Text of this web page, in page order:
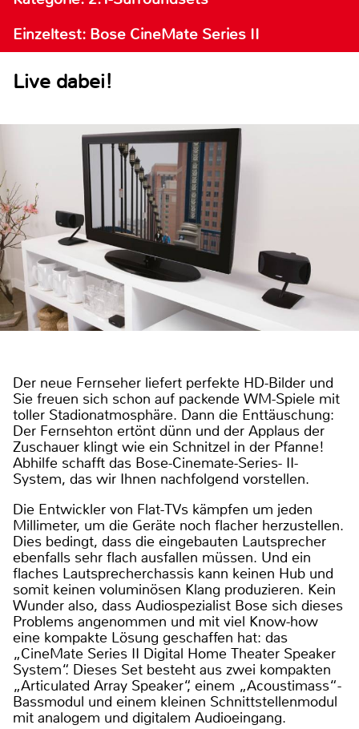
Einzeltest: Bose CineMate Series II
Live dabei!
Der neue Fernseher liefert perfekte HD-Bilder und
Sie freuen sich schon auf packende WM-Spiele mit
toller Stadionatmosphäre. Dann die Enttäuschung:
Der Fernsehton ertönt dünn und der Applaus der
Zuschauer klingt wie ein Schnitzel in der Pfanne!
Abhilfe schafft das Bose-Cinemate-Series- II-
System, das wir Ihnen nachfolgend vorstellen.
Die Entwickler von Flat-TVs kämpfen um jeden
Millimeter, um die Geräte noch flacher herzustellen.
Dies bedingt, dass die eingebauten Lautsprecher
ebenfalls sehr flach ausfallen müssen. Und ein
flaches Lautsprecherchassis kann keinen Hub und
somit keinen voluminösen Klang produzieren. Kein
Wunder also, dass Audiospezialist Bose sich dieses
Problems angenommen und mit viel Know-how
eine kompakte Lösung geschaffen hat: das
„CineMate Series II Digital Home Theater Speaker
System“. Dieses Set besteht aus zwei kompakten
„Articulated Array Speaker“, einem „Acoustimass“-
Bassmodul und einem kleinen Schnittstellenmodul
mit analogem und digitalem Audioeingang.